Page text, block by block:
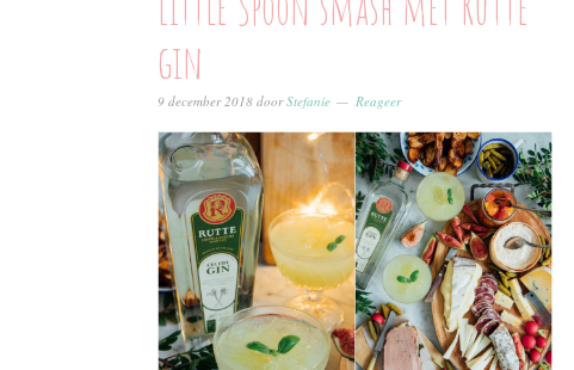
gin
9 december 2018 doorStefanie Reageer